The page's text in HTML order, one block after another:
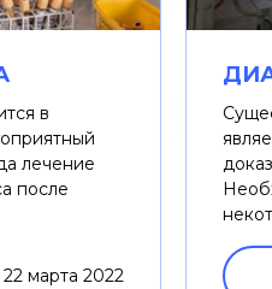
в
лечение
после
22 марта 2022